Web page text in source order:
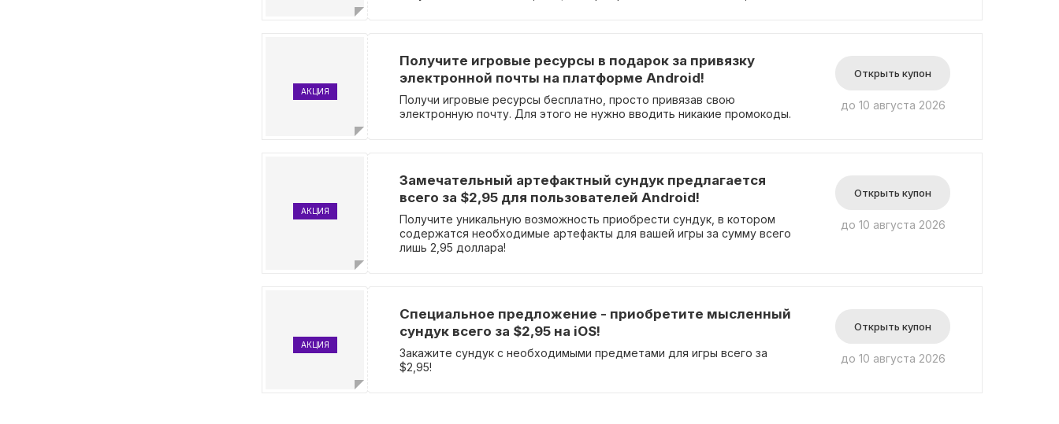
АКЦИЯ
Получите игровые ресурсы в подарок за привязку
электронной почты на платформе Android!
Получи игровые ресурсы бесплатно, просто привязав свою
электронную почту. Для этого не нужно вводить никакие промокоды.
Открыть купон
до 10 августа 2026
АКЦИЯ
Замечательный артефактный сундук предлагается
всего за $2,95 для пользователей Android!
Получите уникальную возможность приобрести сундук, в котором
содержатся необходимые артефакты для вашей игры за сумму всего
лишь 2,95 доллара!
Открыть купон
до 10 августа 2026
АКЦИЯ
Специальное предложение - приобретите мысленный
сундук всего за $2,95 на iOS!
Закажите сундук с необходимыми предметами для игры всего за
$2,95!
Открыть купон
до 10 августа 2026